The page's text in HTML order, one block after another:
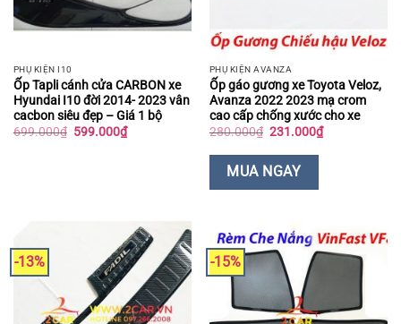
PHỤ KIỆN I10
Ốp Tapli cánh cửa CARBON xe
Hyundai I10 đời 2014- 2023 vân
cacbon siêu đẹp – Giá 1 bộ
699.000₫ Giá
599.000₫Giá
hiện
PHỤ KIỆN AVANZA
Ốp gáo gương xe Toyota Veloz,
Avanza 2022 2023 mạ crom
cao cấp chống xước cho xe
280.000₫ Giá
là:
280.000₫.
231.000₫Giá
hiện
MUA NGAY
-13% -15%